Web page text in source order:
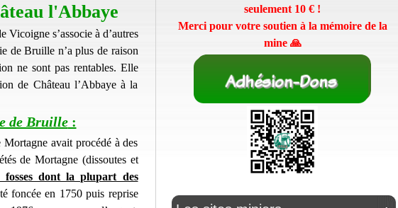
l'Abbaye
s’associe à d’autres
de Bruille n’a plus de raison
ne sont pas rentables. Elle
de Château l’Abbaye à la
de Bruille:
avait procédé à des
de Mortagne (dissoutes et
fosses dont la plupart des
foncée en 1750 puis reprise
seulement 10 € !
Merci pour votre soutien à la mémoire de la
mine 🙏